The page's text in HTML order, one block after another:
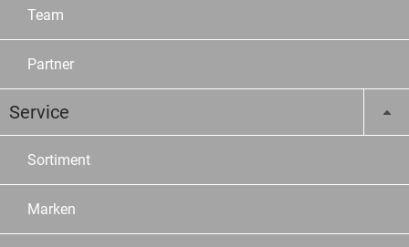
Team
Partner
Service
Sortiment
Marken